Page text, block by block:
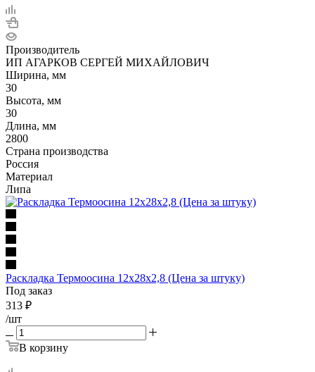
Производитель
ИП АГАРКОВ СЕРГЕЙ МИХАЙЛОВИЧ
Ширина, мм
30
Высота, мм
30
Длина, мм
2800
Страна производства
Россия
Материал
Липа
Раскладка Термоосина 12х28х2,8 (Цена за штуку)
Под заказ
313 ₽
/шт
В корзину